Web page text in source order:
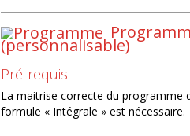
(personnalisable)
Pré-requis
La maitrise correcte du programme
formule « Intégrale » est nécessaire.